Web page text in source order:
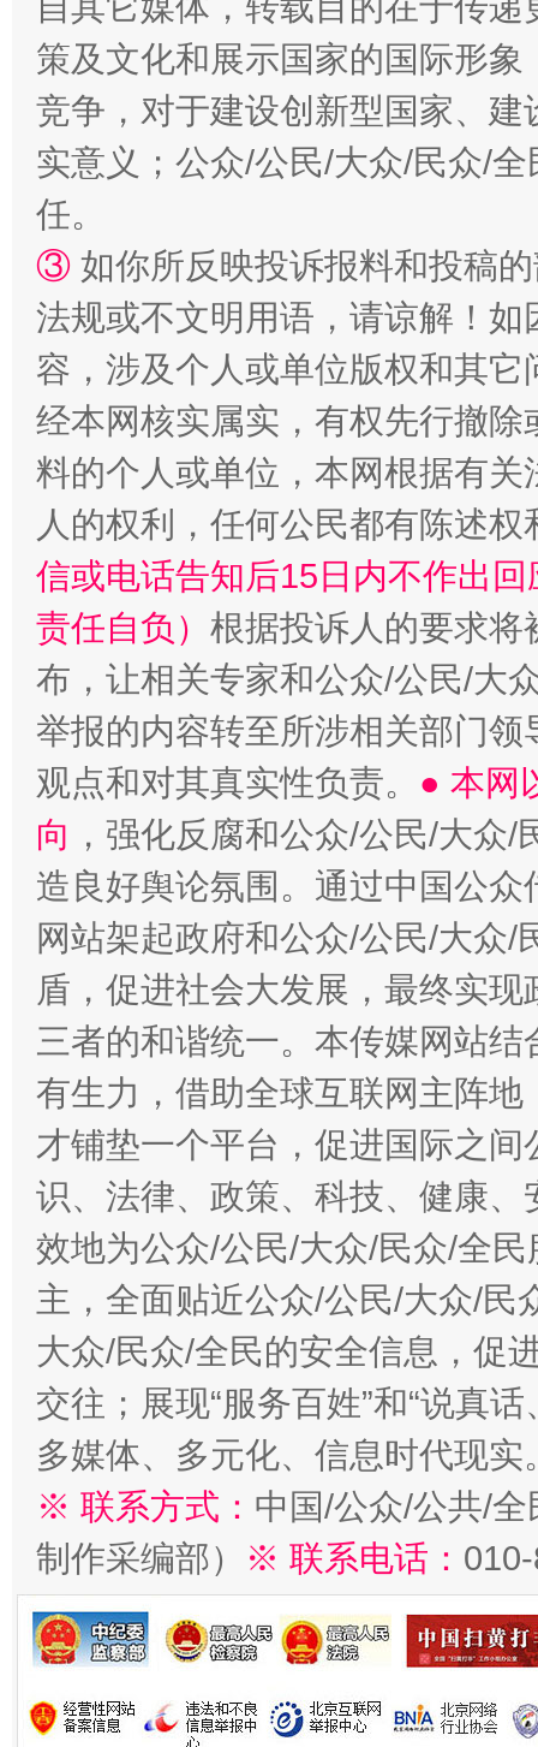
招工难、用工荒背后
策及文化和展示国家的国际形
竞争，对于建设创新型国家、
实意义；公众/公民/大众/民众/
任。
③ 如你所反映投诉报料和投稿
法规或不文明用语，请谅解！
容，涉及个人或单位版权和其它
经本网核实属实，有权先行撤
料的个人或单位，本网根据有
人的权利，任何公民都有陈述
信或电话告知后15日内不作出
责任自负） 根据投诉人的要求将
布，让相关专家和公众/公民/大
举报的内容转至所涉相关部门
观点和对其真实性负责。 ● 本网
向 ，强化反腐和公众/公民/大众
造良好舆论氛围。通过中国公
网站架起政府和公众/公民/大众
盾，促进社会大发展，最终实
三者的和谐统一。本传媒网站
有生力，借助全球互联网主阵
才铺垫一个平台，促进国际之
识、法律、政策、科技、健康
效地为公众/公民/大众/民众/全
主，全面贴近公众/公民/大众/民
大众/民众/全民的安全信息，促
交往；展现“服务百姓”和“说真
多媒体、多元化、信息时代现实
※ 联系方式： 中国/公众/公共/
制作采编部）
※ 联系电话：